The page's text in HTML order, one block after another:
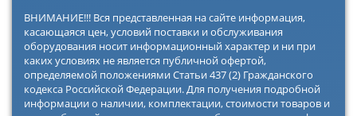
ВНИМАНИЕ!!! Вся представленная на сайте информация,
касающаяся цен, условий поставки и обслуживания
оборудования носит информационный характер и ни при
каких условиях не является публичной офертой,
определяемой положениями Статьи 437 (2) Гражданского
кодекса Российской Федерации. Для получения подробной
информации о наличии, комплектации, стоимости товаров и